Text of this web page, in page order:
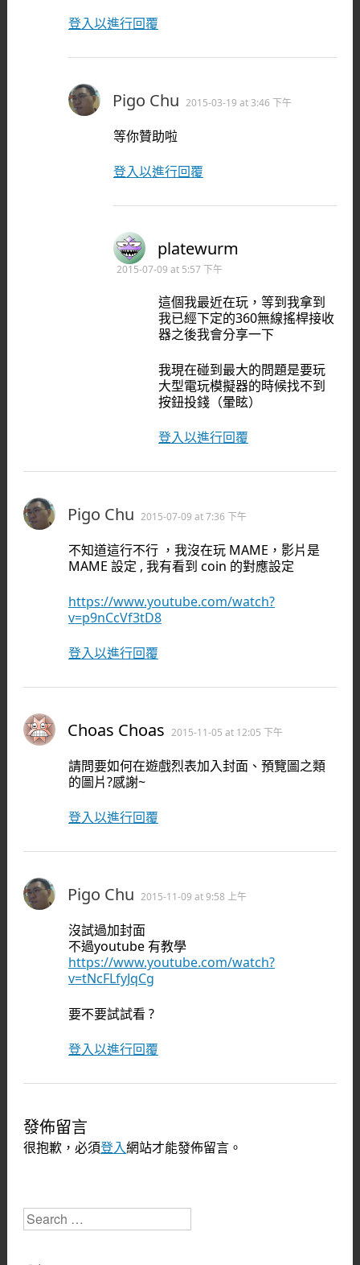
登入以進行回覆
Pigo Chu 2015-03-19 at 3:46 下午
等你贊助啦
登入以進行回覆
platewurm
2015-07-09 at 5:57 下午
這個我最近在玩，等到我拿到
我已經下定的360無線搖桿接收
器之後我會分享一下
我現在碰到最大的問題是要玩
大型電玩模擬器的時候找不到
按鈕投錢（暈眩）
登入以進行回覆
Pigo Chu 2015-07-09 at 7:36 下午
不知道這行不行 ，我沒在玩 MAME，影片是
MAME 設定 , 我有看到 coin 的對應設定
https://www.youtube.com/watch?
v=p9nCcVf3tD8
登入以進行回覆
Choas Choas 2015-11-05 at 12:05 下午
請問要如何在遊戲烈表加入封面、預覽圖之類
的圖片?感謝~
登入以進行回覆
Pigo Chu 2015-11-09 at 9:58 上午
沒試過加封面
不過youtube 有教學
https://www.youtube.com/watch?
v=tNcFLfyJqCg
要不要試試看 ?
登入以進行回覆
發佈留言
很抱歉，必須登入網站才能發佈留言。
Search